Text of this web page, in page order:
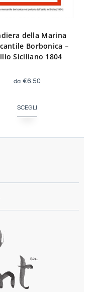
della Marina
Borbonica –
Siciliano 1804
€6.50
SCEGLI